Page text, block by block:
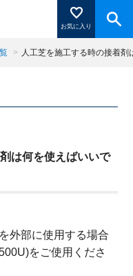
お気に入り
」を押すと登録した
> 人工芝を施工する時の接着
は何を使えばいいで
外部に使用する場合
をご使用くださ